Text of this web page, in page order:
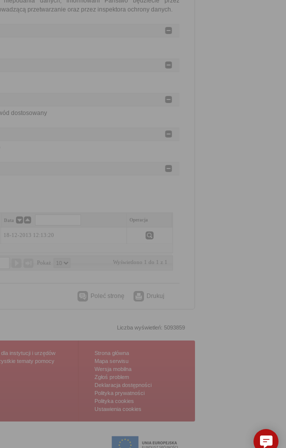
przetwarzanie oraz przez inspektora ochrony danych.
dostosowany
Data Operacja
18-12-2013 12:13:20
Pokaż Wyświetlono 1 do 1 z 1
Poleć stronę Drukuj
Liczba wyświetleń: 5093859
dla instytucji i urzędów
tematy pomocy
Strona główna
Mapa serwisu
Wersja mobilna
Zgłoś problem
Deklaracja dostępności
Polityka prywatności
Polityka cookies
Ustawienia cookies